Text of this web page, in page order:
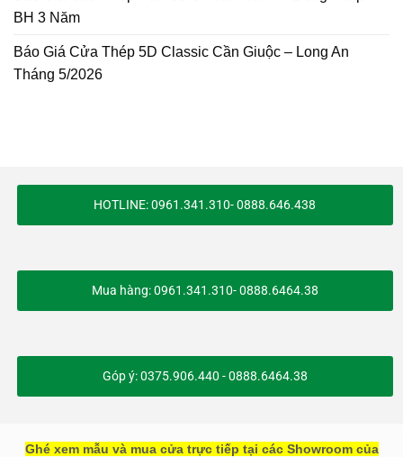
BH 3 Năm
Báo Giá Cửa Thép 5D Classic Cần Giuộc – Long An
Tháng 5/2026
HOTLINE: 0961.341.310- 0888.646.438
Mua hàng: 0961.341.310- 0888.6464.38
Góp ý: 0375.906.440 - 0888.6464.38
Ghé xem mẫu và mua cửa trực tiếp tại các Showroom của